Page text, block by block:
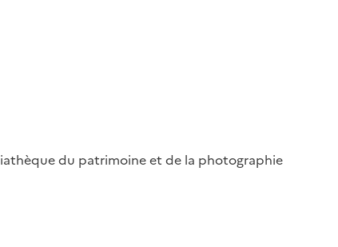
du patrimoine et de la photographie